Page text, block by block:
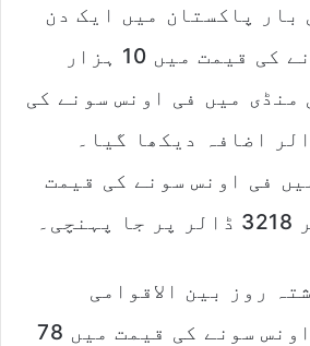
بار پاکستان میں ایک دن
میں فی تولہ سونے کی قیمت میں 10 ہزار
منڈی میں فی اونس سونے کی
میں 100 ڈالر اضافہ دیکھا گیا۔
فی اونس سونے کی قیمت
روز بین الاقوامی
مارکیٹ میں فی اونس سونے کی قیمت میں 78